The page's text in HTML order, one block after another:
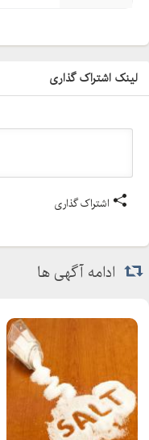
لینک اشتراک گذاری
اشتراک گذاری
ادامه آگهی ها